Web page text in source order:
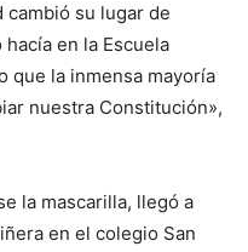
cambió su lugar de
en la Escuela
que la inmensa mayoría
nuestra Constitución»,
la mascarilla, llegó a
en el colegio San